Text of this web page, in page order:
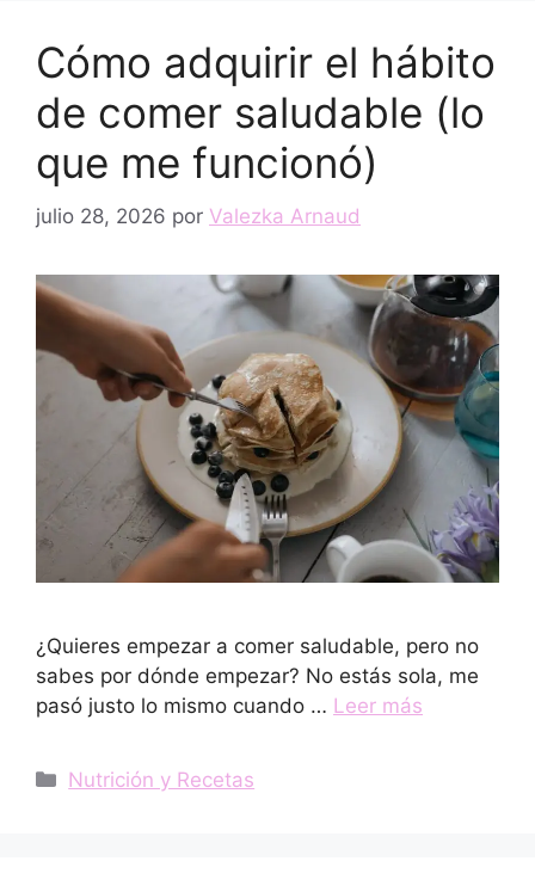
Cómo adquirir el hábito
de comer saludable (lo
que me funcionó)
julio 28, 2026 por Valezka Arnaud
¿Quieres empezar a comer saludable, pero no
sabes por dónde empezar? No estás sola, me
pasó justo lo mismo cuando … Leer más
Categorías
Nutrición y Recetas